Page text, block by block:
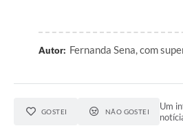
Autor: Fernanda Sena, com
GOSTEI NÃO GOSTEI
Um